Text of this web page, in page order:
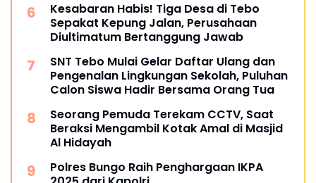
Kesabaran Habis! Tiga Desa di Tebo
Sepakat Kepung Jalan, Perusahaan
Diultimatum Bertanggung Jawab
SNT Tebo Mulai Gelar Daftar Ulang dan
Pengenalan Lingkungan Sekolah, Puluhan
Calon Siswa Hadir Bersama Orang Tua
Seorang Pemuda Terekam CCTV, Saat
Beraksi Mengambil Kotak Amal di Masjid
Al Hidayah
Polres Bungo Raih Penghargaan IKPA